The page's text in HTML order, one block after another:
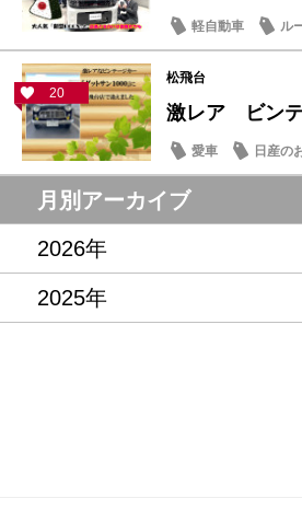
軽自動車 ル
20
松飛台
激レア ビン
愛車 日産の
月別アーカイブ
2026年
2025年